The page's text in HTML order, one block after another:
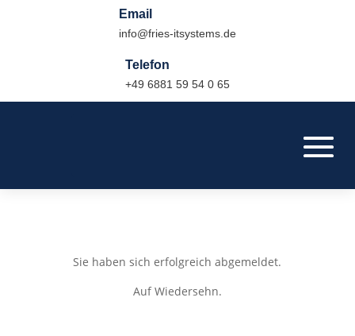
Email
info@fries-itsystems.de
Telefon
+49 6881 59 54 0 65
Sie haben sich erfolgreich abgemeldet.
Auf Wiedersehn.